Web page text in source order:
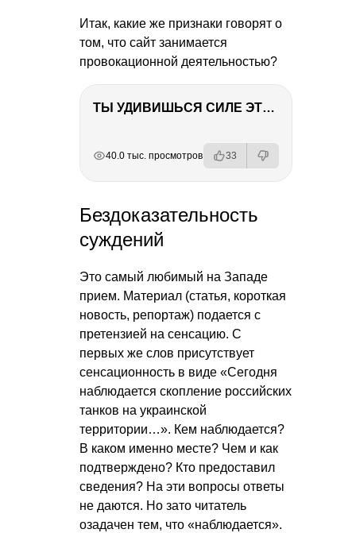
Итак, какие же признаки говорят о
том, что сайт занимается
провокационной деятельностью?
ТЫ УДИВИШЬСЯ СИЛЕ ЭТО ЧЕЛОВЕКА! Блог о нашей поездке в Вышний Волочек
40.0 тыс. просмотров 33
Бездоказательность
суждений
Это самый любимый на Западе
прием. Материал (статья, короткая
новость, репортаж) подается с
претензией на сенсацию. С
первых же слов присутствует
сенсационность в виде «Сегодня
наблюдается скопление российских
танков на украинской
территории…». Кем наблюдается?
В каком именно месте? Чем и как
подтверждено? Кто предоставил
сведения? На эти вопросы ответы
не даются. Но зато читатель
озадачен тем, что «наблюдается».